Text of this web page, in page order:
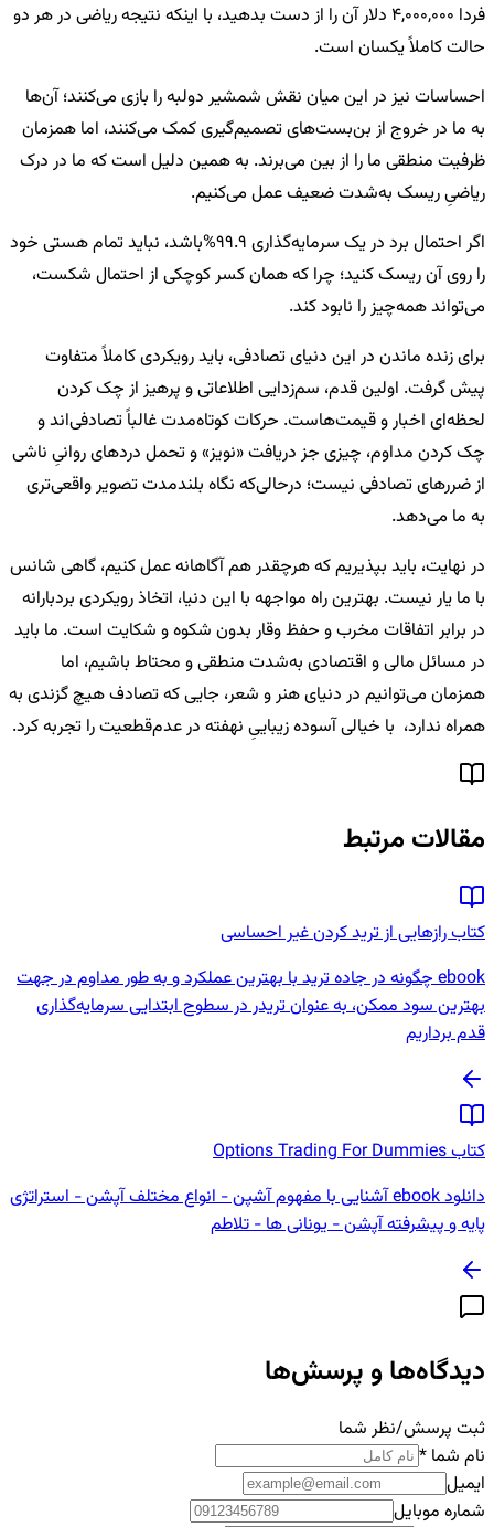
فردا 4,000,000 دلار آن را از دست بدهید، با اینکه نتیجه ریاضی در هر دو
حالت کاملاً یکسان است.
احساسات نیز در این میان نقش شمشیر دولبه را بازی می‌کنند؛ آن‌ها
به ما در خروج از بن‌بست‌های تصمیم‌گیری کمک می‌کنند، اما همزمان
ظرفیت منطقی ما را از بین می‌برند. به همین دلیل است که ما در درک
ریاضیِ ریسک به‌شدت ضعیف عمل می‌کنیم.
اگر احتمال برد در یک سرمایه‌گذاری 99.9%باشد، نباید تمام هستی خود
را روی آن ریسک کنید؛ چرا که همان کسر کوچکی از احتمال شکست،
می‌تواند همه‌چیز را نابود کند.
برای زنده ماندن در این دنیای تصادفی، باید رویکردی کاملاً متفاوت
پیش گرفت. اولین قدم، سم‌زدایی اطلاعاتی و پرهیز از چک کردن
لحظه‌ای اخبار و قیمت‌هاست. حرکات کوتاه‌مدت غالباً تصادفی‌اند و
چک کردن مداوم، چیزی جز دریافت «نویز» و تحمل دردهای روانیِ ناشی
از ضررهای تصادفی نیست؛ درحالی‌که نگاه بلندمدت تصویر واقعی‌تری
به ما می‌دهد.
در نهایت، باید بپذیریم که هرچقدر هم آگاهانه عمل کنیم، گاهی شانس
با ما یار نیست. بهترین راه مواجهه با این دنیا، اتخاذ رویکردی بردبارانه
در برابر اتفاقات مخرب و حفظ وقار بدون شکوه و شکایت است. ما باید
در مسائل مالی و اقتصادی به‌شدت منطقی و محتاط باشیم، اما
همزمان می‌توانیم در دنیای هنر و شعر، جایی که تصادف هیچ گزندی به
همراه ندارد، با خیالی آسوده زیباییِ نهفته در عدم‌قطعیت را تجربه کرد.
مقالات مرتبط
کتاب رازهایی از ترید کردن غیر احساسی
ebook چگونه در جاده ترید با بهترین عملکرد و به طور مداوم در جهت
بهترین سود ممکن، به عنوان تریدر در سطوح ابتدایی سرمایه‌گذاری
قدم برداریم
کتاب Options Trading For Dummies
دانلود ebook آشنایی با مفهوم آشپن - انواع مختلف آپشن - استراتژی
پایه و پیشرفته آپشن - یونانی ها - تلاطم
دیدگاه‌ها و پرسش‌ها
ثبت پرسش/نظر شما
نام شما *
ایمیل
شماره موبایل